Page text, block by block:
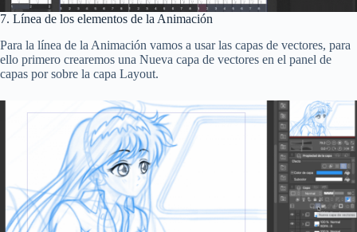
7. Línea de los elementos de la Animación
Para la línea de la Animación vamos a usar las capas de vectores, para
ello primero crearemos una Nueva capa de vectores en el panel de
capas por sobre la capa Layout.